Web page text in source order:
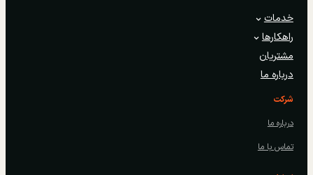
خدمات
راهکارها
مشتریان
درباره ما
شرکت
درباره ما
تماس با ما